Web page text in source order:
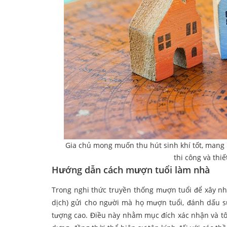
Gia chủ mong muốn thu hút sinh khí tốt,
thi công và
Hướng dẫn cách mượn tuổi làm nhà
Trong nghi thức truyền thống mượn tuổi để xây
dịch) gửi cho người mà họ mượn tuổi, đánh dấu
tượng cao. Điều này nhằm mục đích xác nhận